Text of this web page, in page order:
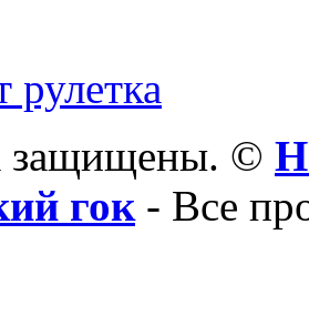
рулетка
защищены. ©
гок- Все